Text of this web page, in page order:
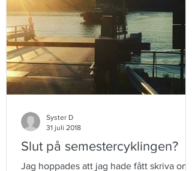
Slut på semestercyklingen?
Jag hoppades att jag hade fått skriva om
Syster D
31 juli 2018